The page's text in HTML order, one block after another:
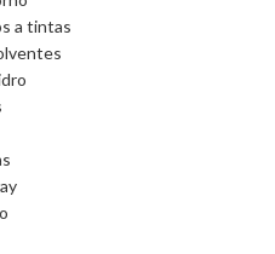
a tintas